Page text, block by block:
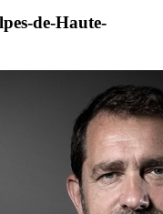
de-Haute-